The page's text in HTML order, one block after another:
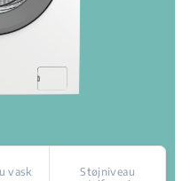
vask
Støjniveau